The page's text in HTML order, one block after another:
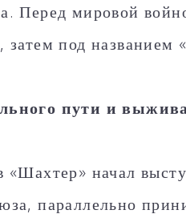
Перед мировой
затем под названием
пути и
начал
параллельно